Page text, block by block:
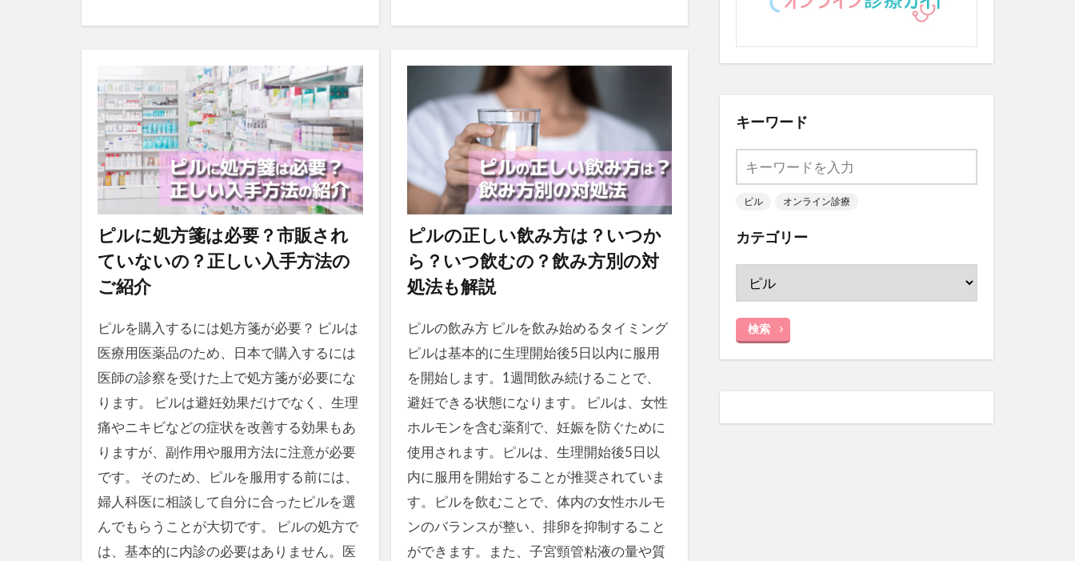
ピルに処方箋は必要？市販され
ていないの？正しい入手方法の
ご紹介
ピルを購入するには処方箋が必要？ ピルは
医療用医薬品のため、日本で購入するには
医師の診察を受けた上で処方箋が必要にな
ります。 ピルは避妊効果だけでなく、生理
痛やニキビなどの症状を改善する効果もあ
りますが、副作用や服用方法に注意が必要
です。 そのため、ピルを服用する前には、
婦人科医に相談して自分に合ったピルを選
んでもらうことが大切です。 ピルの処方で
は、基本的に内診の必要はありません。医
ピルの正しい飲み方は？いつか
ら？いつ飲むの？飲み方別の対
処法も解説
ピルの飲み方 ピルを飲み始めるタイミング
ピルは基本的に生理開始後5日以内に服用
を開始します。1週間飲み続けることで、
避妊できる状態になります。 ピルは、女性
ホルモンを含む薬剤で、妊娠を防ぐために
使用されます。ピルは、生理開始後5日以
内に服用を開始することが推奨されていま
す。ピルを飲むことで、体内の女性ホルモ
ンのバランスが整い、排卵を抑制すること
ができます。また、子宮頸管粘液の量や質
キーワード
ピル オンライン診療
カテゴリー
検索